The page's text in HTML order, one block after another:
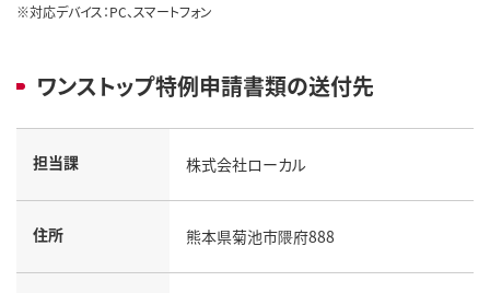
※対応デバイス：PC、スマートフォン
ワンストップ特例申請書類の送付先
担当課 株式会社ローカル
住所 熊本県菊池市隈府888